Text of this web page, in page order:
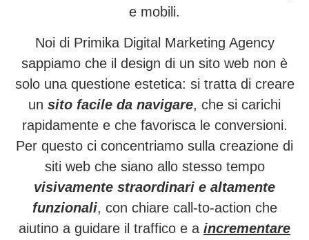
e mobili.
Noi di Primika Digital Marketing Agency
sappiamo che il design di un sito web non è
solo una questione estetica: si tratta di creare
un sito facile da navigare, che si carichi
rapidamente e che favorisca le conversioni.
Per questo ci concentriamo sulla creazione di
siti web che siano allo stesso tempo
visivamente straordinari e altamente
funzionali, con chiare call-to-action che
aiutino a guidare il traffico e a incrementare